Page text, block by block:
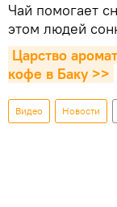
Чай помогает
этом людей
Царство
кофе в Баку >>
Видео Новости